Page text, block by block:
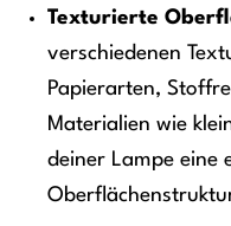
Texturierte
verschiedenen
Papierarten,
Materialien wie
deiner Lampe eine